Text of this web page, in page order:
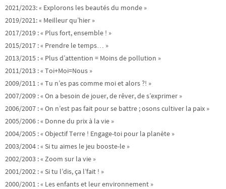
2021/2023: « Explorons les beautés du monde »
2019/2021: « Meilleur qu’hier »
2017/2019 : « Plus fort, ensemble ! »
2015/2017 : « Prendre le temps… »
2013/2015 : « Plus d’attention = Moins de pollution »
2011/2013 : « Toi+Moi=Nous »
2009/2011 : « Tu n’es pas comme moi et alors ?! »
2007/2009 : « On a besoin de jouer, de rêver, de s’exprimer »
2006/2007 : « On n’est pas fait pour se battre ; osons cultiver la paix »
2005/2006 : « Donne du prix à la vie »
2004/2005 : « Objectif Terre ! Engage-toi pour la planète »
2003/2004 : « Si tu aimes le jeu booste-le »
2002/2003 : « Zoom sur la vie »
2001/2002 : « Si tu l’dis, ça l’fait ! »
2000/2001 : « Les enfants et leur environnement »